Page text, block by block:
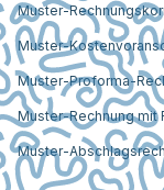
Muster-
Muster-
Muster-Proforma-
Muster-Rechnung mit
Muster-